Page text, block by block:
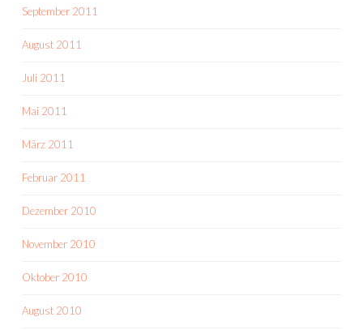
September 2011
August 2011
Juli 2011
Mai 2011
März 2011
Februar 2011
Dezember 2010
November 2010
Oktober 2010
August 2010